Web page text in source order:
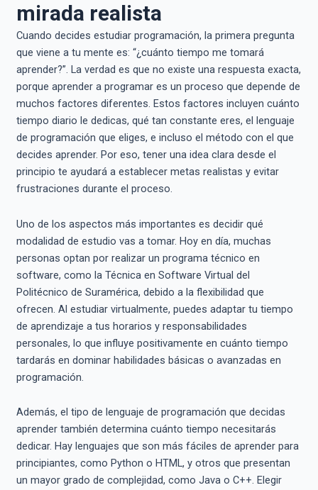
mirada realista
Cuando decides estudiar programación, la primera pregunta
que viene a tu mente es: “¿cuánto tiempo me tomará
aprender?”. La verdad es que no existe una respuesta exacta,
porque aprender a programar es un proceso que depende de
muchos factores diferentes. Estos factores incluyen cuánto
tiempo diario le dedicas, qué tan constante eres, el lenguaje
de programación que eliges, e incluso el método con el que
decides aprender. Por eso, tener una idea clara desde el
principio te ayudará a establecer metas realistas y evitar
frustraciones durante el proceso.
Uno de los aspectos más importantes es decidir qué
modalidad de estudio vas a tomar. Hoy en día, muchas
personas optan por realizar un programa técnico en
software, como la Técnica en Software Virtual del
Politécnico de Suramérica, debido a la flexibilidad que
ofrecen. Al estudiar virtualmente, puedes adaptar tu tiempo
de aprendizaje a tus horarios y responsabilidades
personales, lo que influye positivamente en cuánto tiempo
tardarás en dominar habilidades básicas o avanzadas en
programación.
Además, el tipo de lenguaje de programación que decidas
aprender también determina cuánto tiempo necesitarás
dedicar. Hay lenguajes que son más fáciles de aprender para
principiantes, como Python o HTML, y otros que presentan
un mayor grado de complejidad, como Java o C++. Elegir